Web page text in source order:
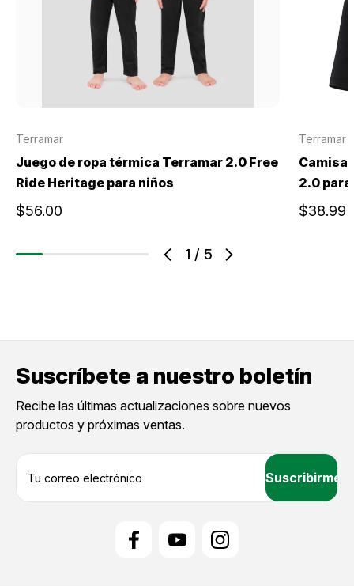
1 / 5
Terramar
Juego de ropa térmica Terramar 2.0 Free
Ride Heritage para niños
$56.00
Terramar
Camisa
2.0
$38.99
Suscríbete a nuestro boletín
Recibe las últimas actualizaciones sobre nuevos
productos y próximas ventas.